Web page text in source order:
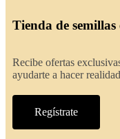
Tienda de semillas
Recibe ofertas
ayudarte a hacer
Regístrate